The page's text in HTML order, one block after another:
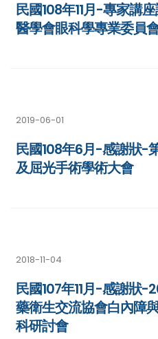
民國108年11月-專家講
醫學會眼科學專業委員
2019-06-01
民國108年6月-感謝狀-
及屈光手術學術大會
2018-11-04
民國107年11月-感謝狀-
藥衛生交流協會白內障
科研討會